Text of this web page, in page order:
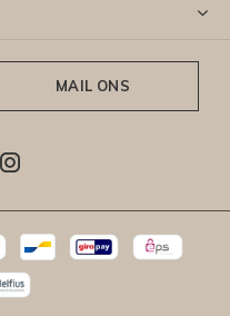
MAIL ONS